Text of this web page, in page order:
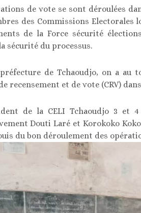
de vote se sont déroulées
des Commissions Electorales
de la Force sécurité
sécurité du processus.
de Tchaoudjo, on a au
recensement et de vote (CRV)
de la CELI Tchaoudjo 3 et
Douti Laré et Korokoko
du bon déroulement des